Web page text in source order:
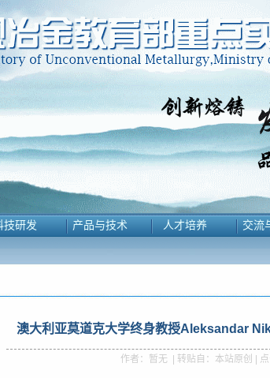
技研发 产品与技术 人才培养 交流
澳大利亚莫道克大学终身教授Aleksandar
作者：暂无 | 转贴自：本站原创 | 点